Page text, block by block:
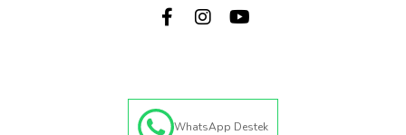
WhatsApp Destek